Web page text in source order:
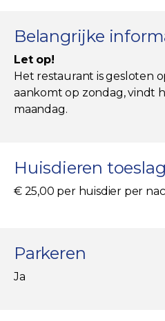
Belangrijke
Let op!
Het restaurant is gesloten
aankomt op zondag, vindt
maandag.
Huisdieren
€ 25,00 per huisdier per
Parkeren
Ja